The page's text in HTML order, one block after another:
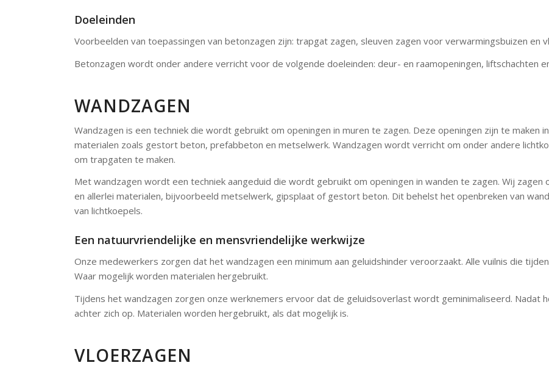
Doeleinden
Voorbeelden van toepassingen van betonzagen zijn: trapgat zagen, sleuven zagen voor verwarmingsbuizen en
Betonzagen wordt onder andere verricht voor de volgende doeleinden: deur- en raamopeningen, liftschachten
WANDZAGEN
Wandzagen is een techniek die wordt gebruikt om openingen in muren te zagen. Deze openingen zijn te maken
materialen zoals gestort beton, prefabbeton en metselwerk. Wandzagen wordt verricht om onder andere
om trapgaten te maken.
Met wandzagen wordt een techniek aangeduid die wordt gebruikt om openingen in wanden te zagen. Wij zagen
en allerlei materialen, bijvoorbeeld metselwerk, gipsplaat of gestort beton. Dit behelst het openbreken van
van lichtkoepels.
Een natuurvriendelijke en mensvriendelijke werkwijze
Onze medewerkers zorgen dat het wandzagen een minimum aan geluidshinder veroorzaakt. Alle vuilnis die
Waar mogelijk worden materialen hergebruikt.
Tijdens het wandzagen zorgen onze werknemers ervoor dat de geluidsoverlast wordt geminimaliseerd. Nadat
achter zich op. Materialen worden hergebruikt, als dat mogelijk is.
VLOERZAGEN